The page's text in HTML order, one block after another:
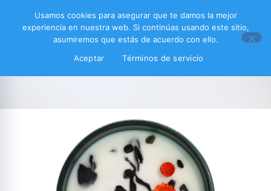
Usamos cookies para asegurar que te damos la mejor
experiencia en nuestra web. Si continúas usando este sitio,
asumiremos que estás de acuerdo con ello.
Aceptar
Términos de servicio